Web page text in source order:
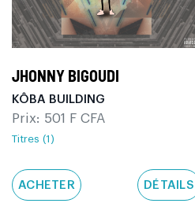
JHONNY BIGOUDI
KÔBA BUILDING
Prix: 501 F CFA
Titres (1)
ACHETER DÉTAILS